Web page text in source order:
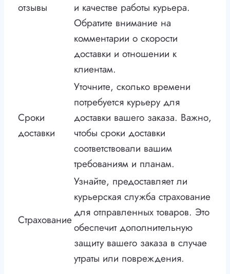
отзывы
и качестве работы курьера.
Обратите внимание на
комментарии о скорости
доставки и отношении к
клиентам.
Сроки
доставки
Уточните, сколько времени
потребуется курьеру для
доставки вашего заказа. Важно,
чтобы сроки доставки
соответствовали вашим
требованиям и планам.
Страхование
Узнайте, предоставляет ли
курьерская служба страхование
для отправленных товаров. Это
обеспечит дополнительную
защиту вашего заказа в случае
утраты или повреждения.